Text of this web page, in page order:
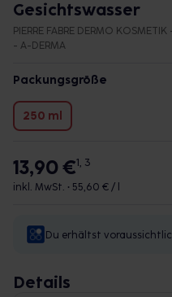
Gesichtswasser
PIERRE FABRE DERMO
- A-DERMA
Packungsgröße
250 ml
13,90 €1, 3
inkl. MwSt. • 55,60 € / l
Du erhältst
Details